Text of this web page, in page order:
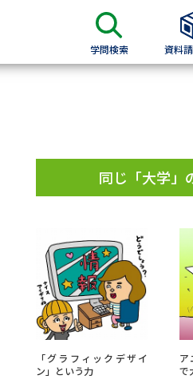
学問検索 資料
過去問題集
留学・進学関連、塾・予備校
同じ「大学」
「グラフィックデザイ
ン」という力
ア
で